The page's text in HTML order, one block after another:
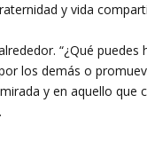
y vida
“¿Qué
los demás o
y en aquello